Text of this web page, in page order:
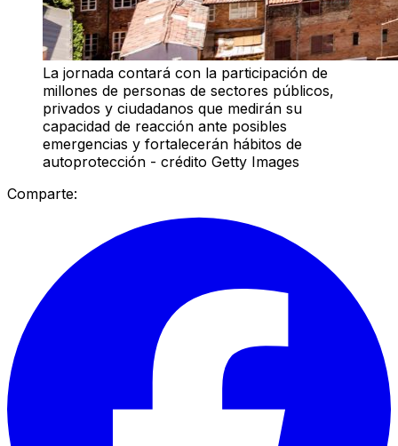
La jornada contará con la participación de
millones de personas de sectores públicos,
privados y ciudadanos que medirán su
capacidad de reacción ante posibles
emergencias y fortalecerán hábitos de
autoprotección - crédito Getty Images
Comparte: